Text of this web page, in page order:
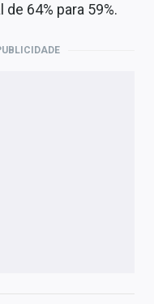
64% para 59%.